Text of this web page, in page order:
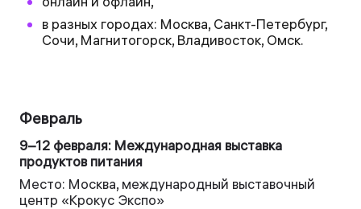
в разных городах: Москва, Санкт-Петербург,
Сочи, Магнитогорск, Владивосток, Омск.
Февраль
9–12 февраля: Международная выставка
продуктов питания
Место: Москва, международный выставочный
центр «Крокус Экспо»